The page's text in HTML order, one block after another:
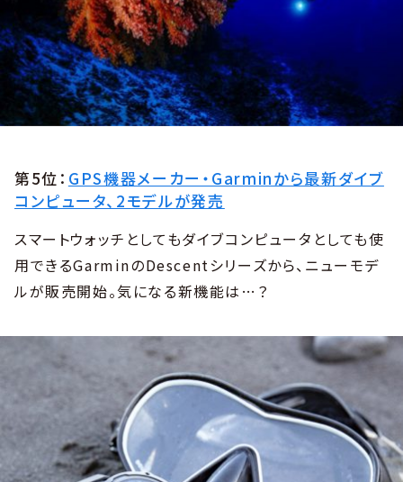
第5位： GPS機器メーカー・Garminから最新ダイブ
コンピュータ、2モデルが発売
スマートウォッチとしてもダイブコンピュータとしても使
用できるGarminのDescentシリーズから、ニューモデ
ルが販売開始。気になる新機能は…？